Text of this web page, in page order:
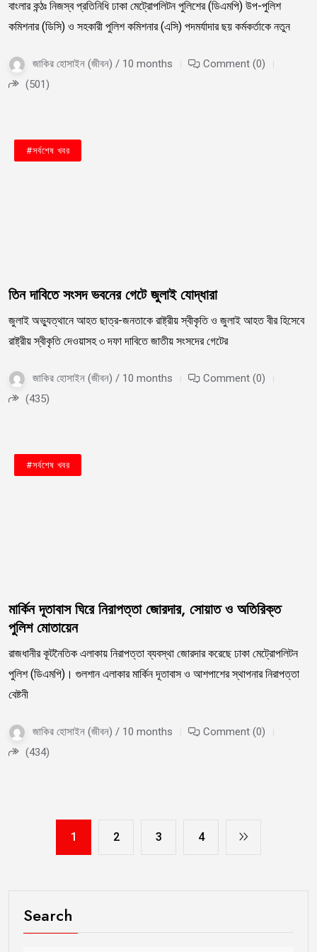
বাংলার কন্ঠঃ নিজস্ব প্রতিনিধি ঢাকা মেট্রোপলিটন পুলিশের (ডিএমপি) উপ-পুলিশ
কমিশনার (ডিসি) ও সহকারী পুলিশ কমিশনার (এসি) পদমর্যাদার ছয় কর্মকর্তাকে নতুন
জাকির হোসাইন (জীবন) / 10 months
Comment (0)
(501)
#জাতীয়
#বাংলাদেশ
#রাজনীতি
#সর্বশেষ খবর
তিন দাবিতে সংসদ ভবনের গেটে জুলাই যোদ্ধারা
জুলাই অভ্যুত্থানে আহত ছাত্র-জনতাকে রাষ্ট্রীয় স্বীকৃতি ও জুলাই আহত বীর হিসেবে
রাষ্ট্রীয় স্বীকৃতি দেওয়াসহ ৩ দফা দাবিতে জাতীয় সংসদের গেটের
জাকির হোসাইন (জীবন) / 10 months
Comment (0)
(435)
#জাতীয়
#বাংলাদেশ
#সর্বশেষ খবর
মার্কিন দূতাবাস ঘিরে নিরাপত্তা জোরদার, সোয়াত ও অতিরিক্ত
পুলিশ মোতায়েন
রাজধানীর কূটনৈতিক এলাকায় নিরাপত্তা ব্যবস্থা জোরদার করেছে ঢাকা মেট্রোপলিটন
পুলিশ (ডিএমপি)। গুলশান এলাকার মার্কিন দূতাবাস ও আশপাশের স্থাপনার নিরাপত্তা
বেষ্টনী
জাকির হোসাইন (জীবন) / 10 months
Comment (0)
(434)
1 2 3 4
Search